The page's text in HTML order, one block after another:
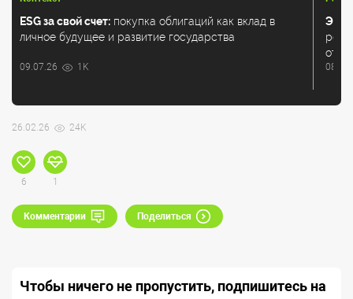
ESG за свой счет: покупка облигаций как вклад в
личное будущее и развитие государства
09.07.26 1K
26.02.26 24K
6 1
Комментарии Поделиться
Чтобы ничего не пропустить, подпишитесь на